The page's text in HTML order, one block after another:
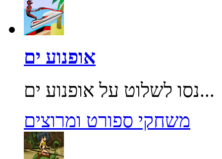
אופנוע ים
נסו לשלוט על אופנוע ים...
משחקי ספורט ומרוצים